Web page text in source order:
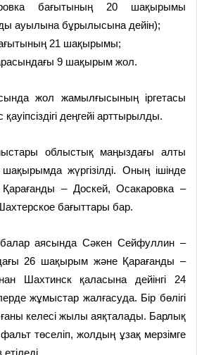
бағытының 20 шақырымы
ауылына бұрылысына дейін);
21 шақырымы;
9 шақырым жол.
жол жамылғысының іргетасы
деңгейі арттырылды.
облыстық маңыздағы алты
жүргізілді. Оның ішінде
– Доскей, Осакаровка –
бағыттары бар.
аясында Сәкен Сейфуллин –
26 шақырым және Қарағанды –
Шахтинск қаласына дейінгі 24
жұмыстар жалғасуда. Бір бөлігі
келесі жылы аяқталады. Барлық
төселіп, жолдың ұзақ мерзімге